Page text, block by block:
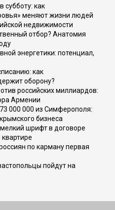
субботу: как
меняют жизни людей
недвижимости
отбор? Анатомия
энергетики: потенциал,
как
оборону?
российских миллиардов:
Армении
000 000 из Симферополя:
бизнеса
шрифт в договоре
по карману первая
пойдут на